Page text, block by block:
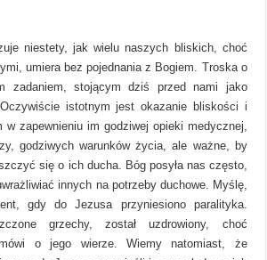
niestety, jak wielu naszych bliskich, choć
umiera bez pojednania z Bogiem. Troska o
zadaniem, stojącym dziś przed nami jako
istotnym jest okazanie bliskości i
w zapewnieniu im godziwej opieki medycznej,
godziwych warunków życia, ale ważne, by
się o ich ducha. Bóg posyła nas często,
innych na potrzeby duchowe. Myślę,
gdy do Jezusa przyniesiono paralityka.
grzechy, został uzdrowiony, choć
o jego wierze. Wiemy natomiast, że